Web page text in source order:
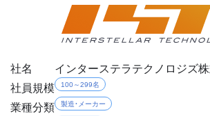
社名
インターステラテクノロジズ
社員規模
100～299名
業種分類 製造・メーカー